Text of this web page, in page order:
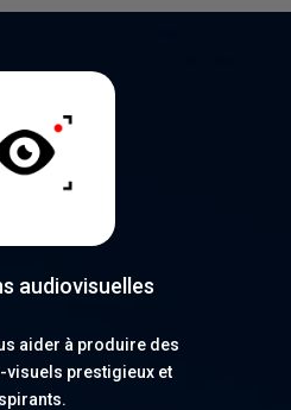
audiovisuelles
aider à produire des
visuels prestigieux et